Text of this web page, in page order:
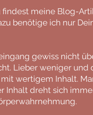
meine Blog-
benötige ich nur
gewiss nicht
Lieber weniger und
wertigem Inhalt.
Inhalt dreht sich